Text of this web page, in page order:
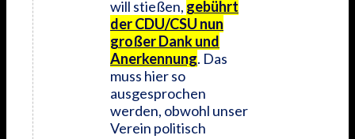
will stießen, gebührt
der CDU/CSU nun
großer Dank und
Anerkennung. Das
muss hier so
ausgesprochen
werden, obwohl unser
Verein politisch